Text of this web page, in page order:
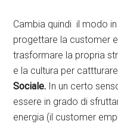
Cambia quindi il modo
progettare la customer
trasformare la propria
e la cultura per
Sociale. In un certo
essere in grado di
energia (il customer